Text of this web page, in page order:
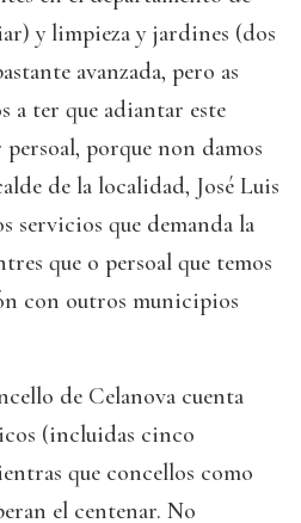
y limpieza y jardines (dos
avanzada, pero as
a ter que adiantar este
porque non damos
de la localidad, José Luis
servicios que demanda la
que o persoal que temos
con outros municipios
de Celanova cuenta
(incluidas cinco
que concellos como
el centenar. No